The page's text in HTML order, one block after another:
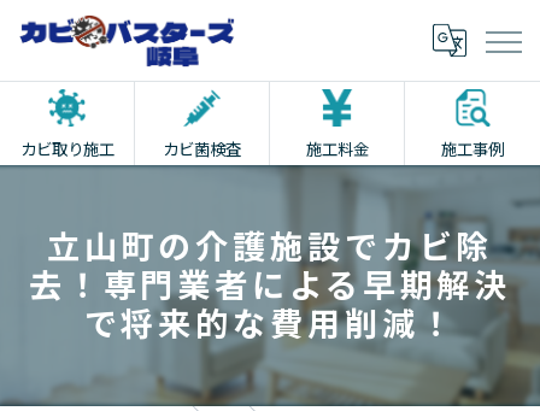
カビ取り施工 カビ菌検査 施工料金 施工事例
立山町の介護施設でカビ除
去！専門業者による早期解決
で将来的な費用削減！